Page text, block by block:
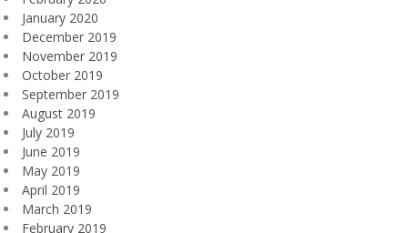
January 2020
December 2019
November 2019
October 2019
September 2019
August 2019
July 2019
June 2019
May 2019
April 2019
March 2019
February 2019